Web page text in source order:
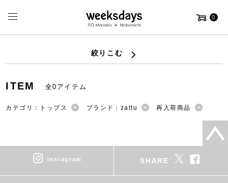
0
絞りこむ
ITEM 全0アイテム
カテゴリ：トップス ブランド：zattu 再入荷商品
instagram SHARE